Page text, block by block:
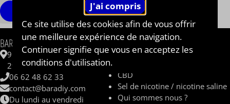
BAR A DIY®
9 ZAC de Kergrist
29430 PLOUESCAT
06 62 48 62 33
contact@baradiy.com
Du lundi au vendredi
INFORMATIONS
Contactez-nous
CBD
Sel de nicotine / nicotine saline
Qui sommes nous ?
Ce site utilise des cookies afin de vous offrir
une meilleure expérience de navigation.
Continuer signifie que vous en acceptez les
conditions d'utilisation.